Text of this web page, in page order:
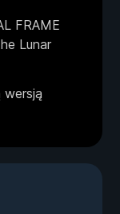
FRAME
Lunar
wersją